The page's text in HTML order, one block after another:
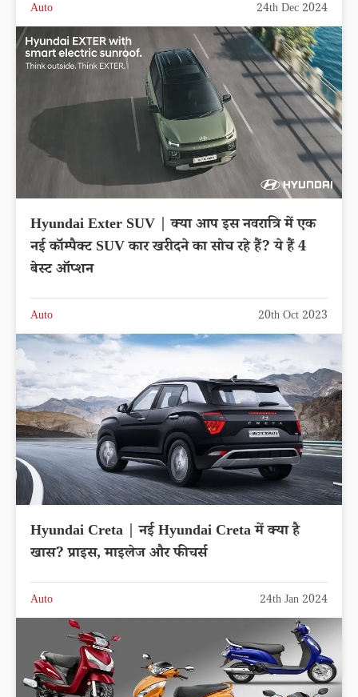
Auto 24th Dec 2024
Hyundai Exter SUV | क्या आप इस नवरात्रि में एक
नई कॉम्पैक्ट SUV कार खरीदने का सोच रहे हैं? ये हैं 4
बेस्ट ऑप्शन
Auto 20th Oct 2023
Hyundai Creta | नई Hyundai Creta में क्या है
खास? प्राइस, माइलेज और फीचर्स
Auto 24th Jan 2024